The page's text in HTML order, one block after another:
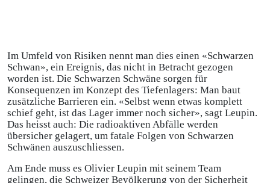
Im Umfeld von Risiken nennt man dies einen «Schwarzen
Schwan», ein Ereignis, das nicht in Betracht gezogen
worden ist. Die Schwarzen Schwäne sorgen für
Konsequenzen im Konzept des Tiefenlagers: Man baut
zusätzliche Barrieren ein. «Selbst wenn etwas komplett
schief geht, ist das Lager immer noch sicher», sagt Leupin.
Das heisst auch: Die radioaktiven Abfälle werden
übersicher gelagert, um fatale Folgen von Schwarzen
Schwänen auszuschliessen.
Am Ende muss es Olivier Leupin mit seinem Team
gelingen, die Schweizer Bevölkerung von der Sicherheit